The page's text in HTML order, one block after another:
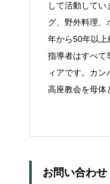
して活動して
グ、野外料理、
年から50年以上
指導者はすべて
ィアです。カ
高座教会を母体
お問い合わせ